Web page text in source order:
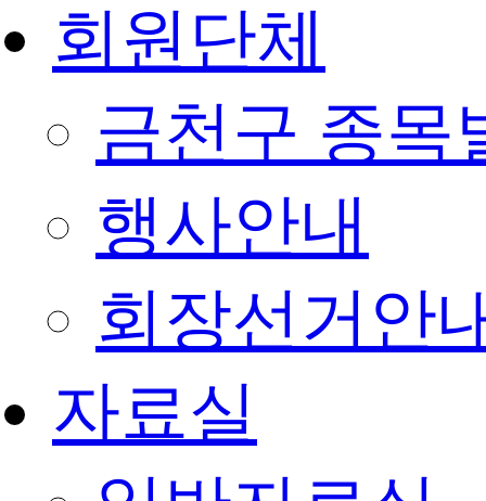
회원단체
금천구 종목
행사안내
회장선거안
자료실